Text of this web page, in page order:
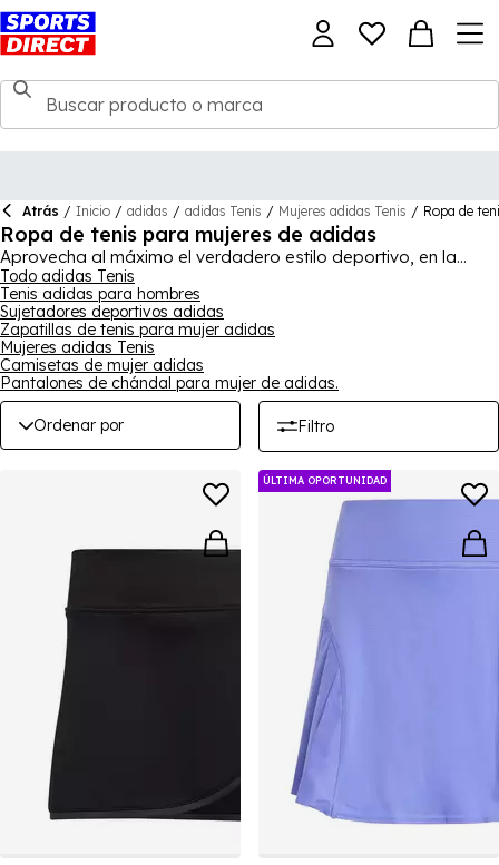
Atrás / Inicio / adidas / adidas Tenis / Mujeres adidas Tenis / Ropa de
Ropa de tenis para mujeres de adidas
Aprovecha al máximo el verdadero estilo deportivo, en la
gama de ropa de tenis adidas para mujeres. Skorts, faldas y
pantalones cortos, se combinan con camisetas sin mangas,
polos y camisetas, para un armario victorioso. Conviértete en
inigualable. Para la colección completa, compra
hombres, mujeres y niños.
Todo adidas Tenis
Tenis adidas para hombres
Sujetadores deportivos adidas
Zapatillas de tenis para mujer adidas
Mujeres adidas Tenis
Camisetas de mujer adidas
Pantalones de chándal para mujer de adidas.
Ordenar por Filtro
ÚLTIMA OPORTUNIDAD